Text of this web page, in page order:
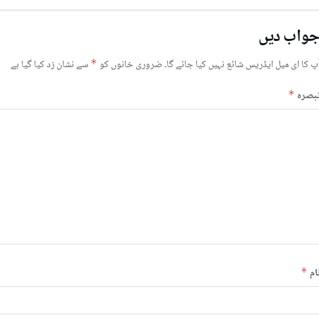
جواب دیں
کا ای میل ایڈریس شائع نہیں کیا جائے گا۔ضروری خانوں کو * سے نشان زد کیا گیا ہے
*
*